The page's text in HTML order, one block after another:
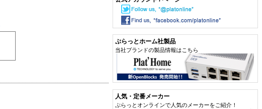
ぷらっとホーム社製品
当社ブランドの製品情報はこちら
人気・定番メーカー
ぷらっとオンラインで人気のメーカーをご紹介！